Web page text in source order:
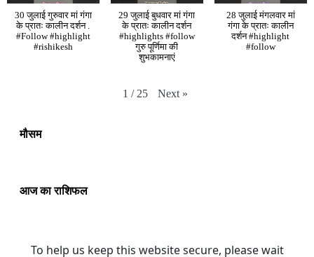
30 जुलाई गुरुवार मां गंगा
के प्रातः कालीन दर्शन .
#Follow #highlight
#rishikesh
29 जुलाई बुधवार मां गंगा
के प्रातः कालीन दर्शन
#highlights #follow
गुरु पूर्णिमा की
शुभकामनाएं
28 जुलाई मंगलवार मां
गंगा के प्रातः कालीन
दर्शन #highlight
#follow
1 / 25 Next »
मौसम
आज का राशिफल